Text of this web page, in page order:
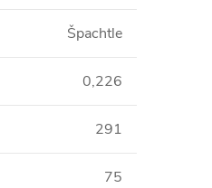
Špachtle
0,226
291
75